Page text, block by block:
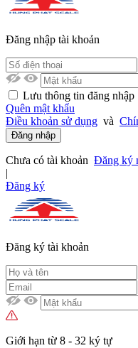
Đăng nhập tài khoản
Lưu thông tin đăng nhập
Quên mật khẩu
Điều khoản sử dụng và
Đăng nhập
Chưa có tài khoản Đăng ký
|
Đăng ký
Đăng ký tài khoản
Giới hạn từ 8 - 32 ký tự